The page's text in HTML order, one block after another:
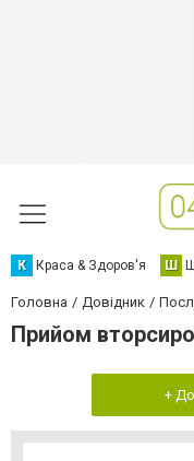
К Краса & Здоров'я Ш
Головна Довідник
Прийом
+